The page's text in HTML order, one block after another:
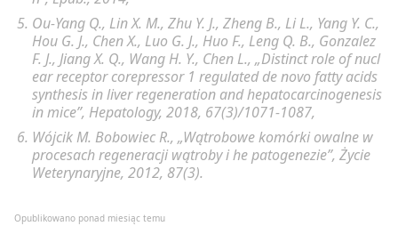
Ou-Yang Q., Lin X. M., Zhu Y. J., Zheng B., Li L., Yang Y. C.,
Hou G. J., Chen X., Luo G. J., Huo F., Leng Q. B., Gonzalez
F. J., Jiang X. Q., Wang H. Y., Chen L., „Distinct role of nucl
ear receptor corepressor 1 regulated de novo fatty acids
synthesis in liver regeneration and hepatocarcinogenesis
in mice”, Hepatology, 2018, 67(3)/1071-1087,
Wójcik M. Bobowiec R., „Wątrobowe komórki owalne w
procesach regeneracji wątroby i he patogenezie”, Życie
Weterynaryjne, 2012, 87(3).
Opublikowano ponad miesiąc temu